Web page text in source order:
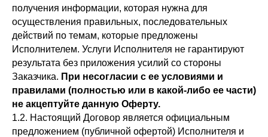
получения информации, которая нужна для
осуществления правильных, последовательных
действий по темам, которые предложены
Исполнителем. Услуги Исполнителя не гарантируют
результата без приложения усилий со стороны
Заказчика. При несогласии с ее условиями и
правилами (полностью или в какой-либо ее части)
не акцептуйте данную Оферту.
1.2. Настоящий Договор является официальным
предложением (публичной офертой) Исполнителя и